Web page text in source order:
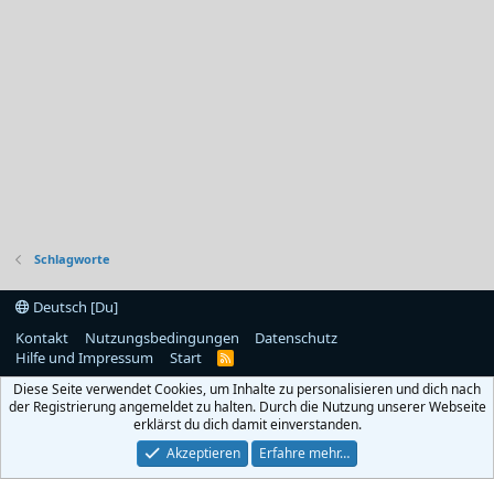
Schlagworte
Deutsch [Du]
Kontakt
Nutzungsbedingungen
Datenschutz
Hilfe und Impressum
Start
R
S
Diese Seite verwendet Cookies, um Inhalte zu personalisieren und dich nach
der Registrierung angemeldet zu halten. Durch die Nutzung unserer Webseite
erklärst du dich damit einverstanden.
Akzeptieren
Erfahre mehr…